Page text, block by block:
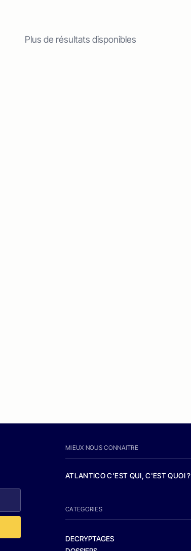
Plus de résultats disponibles
MIEUX NOUS CONNAITRE
ATLANTICO C'EST QUI, C'EST QUOI ?
CATEGORIES
DECRYPTAGES